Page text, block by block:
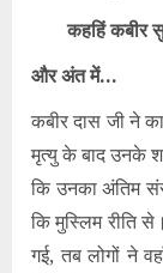
कहहिं कबीर
और अंत में…
कबीर दास जी ने
मृत्यु के बाद उनके
कि उनका अंतिम
कि मुस्लिम रीति
गई, तब लोगों ने